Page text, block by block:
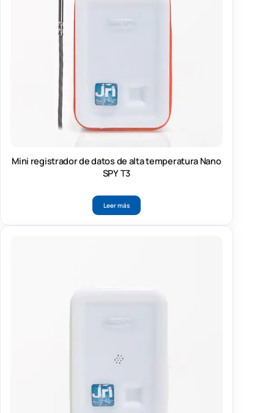
Mini registrador de datos de alta temperatura Nano
SPY T3
Leer más